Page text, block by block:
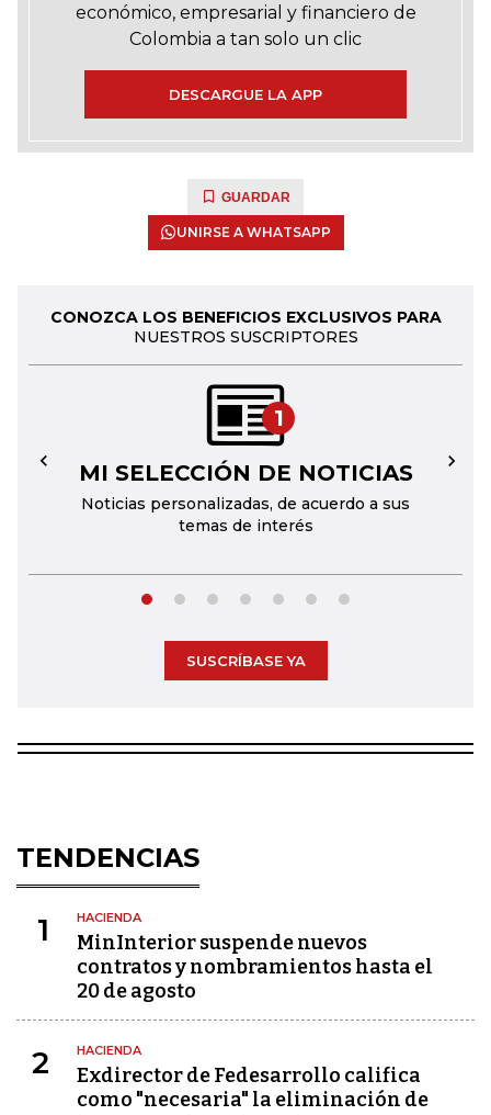
económico, empresarial y financiero de
Colombia a tan solo un clic
DESCARGUE LA APP
GUARDAR
UNIRSE A WHATSAPP
CONOZCA LOS BENEFICIOS EXCLUSIVOS PARA
NUESTROS SUSCRIPTORES
1
MI SELECCIÓN DE NOTICIAS
Noticias personalizadas, de acuerdo a sus
temas de interés
← →
SUSCRÍBASE YA
TENDENCIAS
1 HACIENDA
MinInterior suspende nuevos
contratos y nombramientos hasta el
20 de agosto
2 HACIENDA
Exdirector de Fedesarrollo califica
como "necesaria" la eliminación de